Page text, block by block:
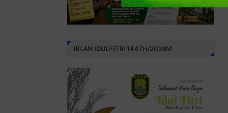
IKLAN IDULFITRI 1447H/2026M